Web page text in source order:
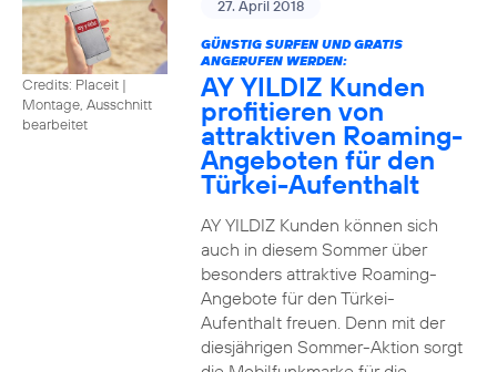
Credits: Placeit |
Montage, Ausschnitt
bearbeitet
27. April 2018
GÜNSTIG SURFEN UND GRATIS
ANGERUFEN WERDEN:
AY YILDIZ Kunden
profitieren von
attraktiven Roaming-
Angeboten für den
Türkei-Aufenthalt
AY YILDIZ Kunden können sich
auch in diesem Sommer über
besonders attraktive Roaming-
Angebote für den Türkei-
Aufenthalt freuen. Denn mit der
diesjährigen Sommer-Aktion sorgt